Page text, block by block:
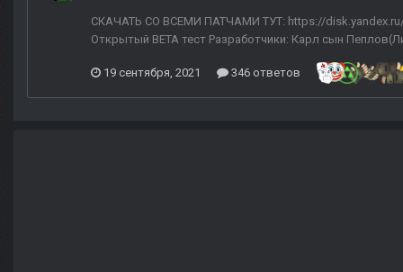
СКАЧАТЬ СО ВСЕМИ ПАТЧАМИ ТУТ: https://disk.yandex.ru/
Открытый BETA тест Разработчики: Карл сын
19 сентября, 2021 346 ответов